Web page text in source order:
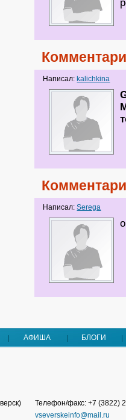
Написал:kalichkina
Написал:Serega
АФИША БЛОГИ
Телефон/факс: +7 (3822)
vseverskeinfo@mail.ru